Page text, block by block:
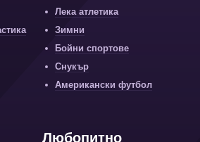
Лека атлетика
Зимни
Бойни спортове
Снукър
Американски футбол
Любопитно